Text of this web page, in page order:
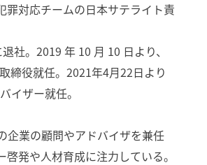
罪対応チームの日本サテライト責
社。2019 年 10 月 10 日より、
締役就任。2021年4月22日より
イザー就任。
企業の顧問やアドバイザを兼任
啓発や人材育成に注力している。